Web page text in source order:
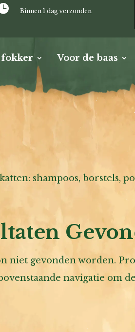
Binnen 1 dag verzonden
fokker Voor de baas
shampoos, borstels,
niet gevonden worden.
navigatie om